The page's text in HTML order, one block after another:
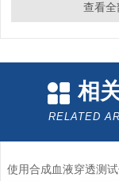
查看全
相
RELATED
使用合成血液穿透测